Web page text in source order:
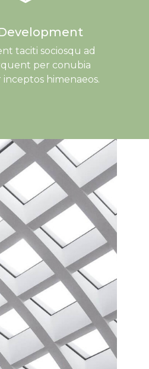
taciti sociosqu ad
per conubia
inceptos himenaeos.